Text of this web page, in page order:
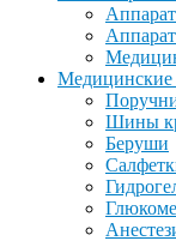
Медицинские
Шины
Беруши